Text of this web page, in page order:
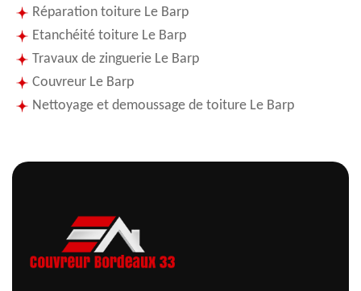
Réparation toiture Le Barp
Etanchéité toiture Le Barp
Travaux de zinguerie Le Barp
Couvreur Le Barp
Nettoyage et demoussage de toiture Le Barp